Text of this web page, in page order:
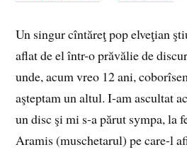
Un singur cîntăreţ pop elveţian
aflat de el într-o prăvălie de
unde, acum vreo 12 ani,
aşteptam un altul. I-am ascultat
un disc şi mi s-a părut sympa, la
Aramis (muschetarul) pe care-l